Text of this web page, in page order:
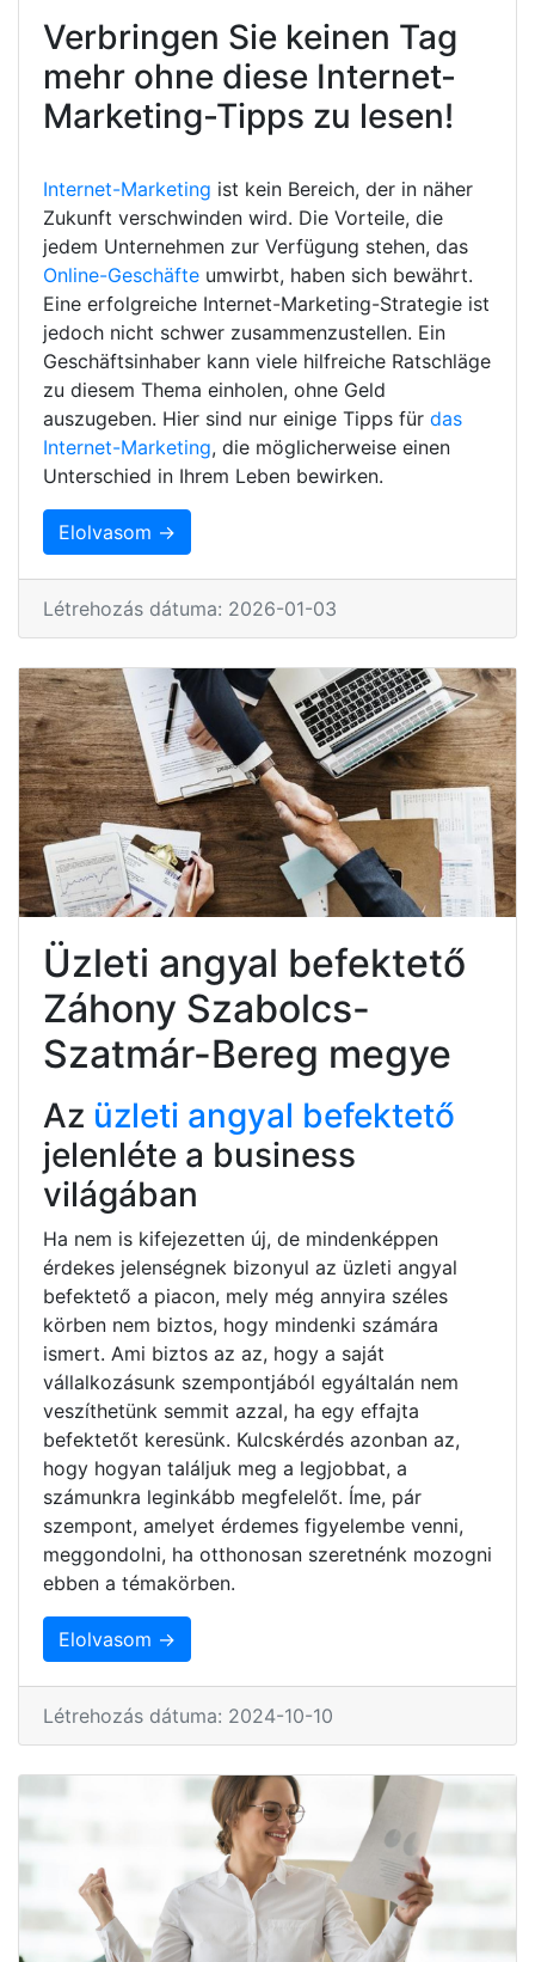
Verbringen Sie keinen Tag
mehr ohne diese Internet-
Marketing-Tipps zu lesen!
Internet-Marketing ist kein Bereich, der in näher
Zukunft verschwinden wird. Die Vorteile, die
jedem Unternehmen zur Verfügung stehen, das
Online-Geschäfte umwirbt, haben sich bewährt.
Eine erfolgreiche Internet-Marketing-Strategie ist
jedoch nicht schwer zusammenzustellen. Ein
Geschäftsinhaber kann viele hilfreiche Ratschläge
zu diesem Thema einholen, ohne Geld
auszugeben. Hier sind nur einige Tipps für das
Internet-Marketing, die möglicherweise einen
Unterschied in Ihrem Leben bewirken.
Elolvasom →
Létrehozás dátuma: 2026-01-03
Üzleti angyal befektető
Záhony Szabolcs-
Szatmár-Bereg megye
Az üzleti angyal befektető
jelenléte a business
világában
Ha nem is kifejezetten új, de mindenképpen
érdekes jelenségnek bizonyul az üzleti angyal
befektető a piacon, mely még annyira széles
körben nem biztos, hogy mindenki számára
ismert. Ami biztos az az, hogy a saját
vállalkozásunk szempontjából egyáltalán nem
veszíthetünk semmit azzal, ha egy effajta
befektetőt keresünk. Kulcskérdés azonban az,
hogy hogyan találjuk meg a legjobbat, a
számunkra leginkább megfelelőt. Íme, pár
szempont, amelyet érdemes figyelembe venni,
meggondolni, ha otthonosan szeretnénk mozogni
ebben a témakörben.
Elolvasom →
Létrehozás dátuma: 2024-10-10